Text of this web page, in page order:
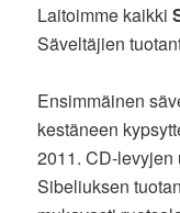
Laitoimme kaikki
Säveltäjien
Ensimmäinen
kestäneen
2011. CD-levyjen
Sibeliuksen